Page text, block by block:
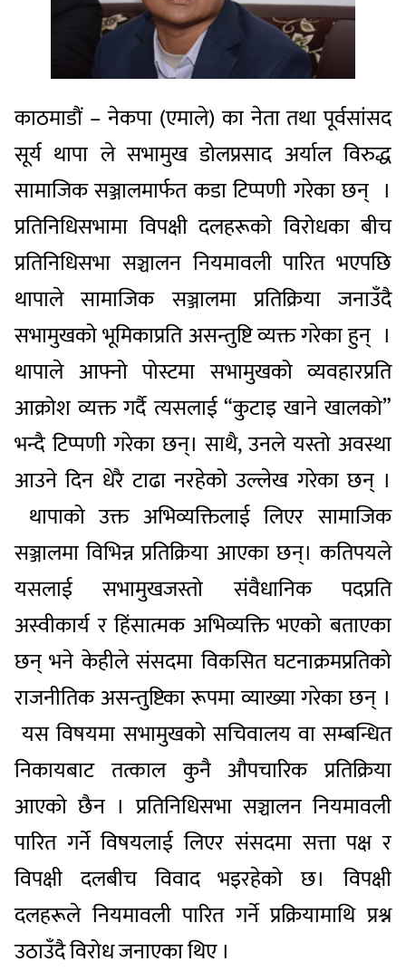
काठमाडौं – नेकपा (एमाले) का नेता तथा पूर्वसांसद
सूर्य थापा ले सभामुख डोलप्रसाद अर्याल विरुद्ध
सामाजिक सञ्जालमार्फत कडा टिप्पणी गरेका छन् ।
प्रतिनिधिसभामा विपक्षी दलहरूको विरोधका बीच
प्रतिनिधिसभा सञ्चालन नियमावली पारित भएपछि
थापाले सामाजिक सञ्जालमा प्रतिक्रिया जनाउँदै
सभामुखको भूमिकाप्रति असन्तुष्टि व्यक्त गरेका हुन् ।
थापाले आफ्नो पोस्टमा सभामुखको व्यवहारप्रति
आक्रोश व्यक्त गर्दै त्यसलाई “कुटाइ खाने खालको”
भन्दै टिप्पणी गरेका छन्। साथै, उनले यस्तो अवस्था
आउने दिन धेरै टाढा नरहेको उल्लेख गरेका छन् ।
थापाको उक्त अभिव्यक्तिलाई लिएर सामाजिक
सञ्जालमा विभिन्न प्रतिक्रिया आएका छन्। कतिपयले
यसलाई सभामुखजस्तो संवैधानिक पदप्रति
अस्वीकार्य र हिंसात्मक अभिव्यक्ति भएको बताएका
छन् भने केहीले संसदमा विकसित घटनाक्रमप्रतिको
राजनीतिक असन्तुष्टिका रूपमा व्याख्या गरेका छन् ।
यस विषयमा सभामुखको सचिवालय वा सम्बन्धित
निकायबाट तत्काल कुनै औपचारिक प्रतिक्रिया
आएको छैन । प्रतिनिधिसभा सञ्चालन नियमावली
पारित गर्ने विषयलाई लिएर संसदमा सत्ता पक्ष र
विपक्षी दलबीच विवाद भइरहेको छ। विपक्षी
दलहरूले नियमावली पारित गर्ने प्रक्रियामाथि प्रश्न
उठाउँदै विरोध जनाएका थिए ।